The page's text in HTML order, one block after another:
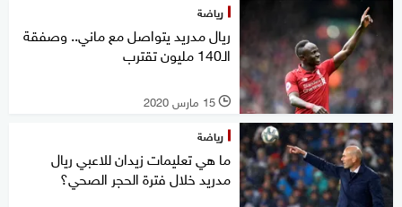
رياضة
ريال مدريد يتواصل مع ماني.. وصفقة
الـ140 مليون تقترب
l 15 مارس 2020
رياضة
ما هي تعليمات زيدان للاعبي ريال
مدريد خلال فترة الحجر الصحي؟